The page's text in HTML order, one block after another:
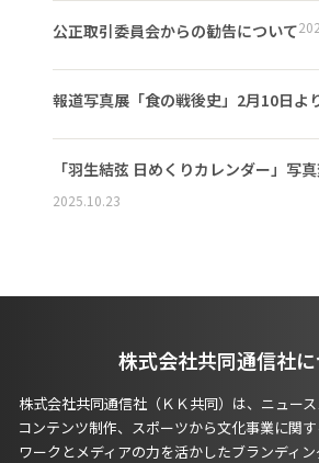
公正取引委員会からの勧告について
報道写真展「食の戦後史」2月10日よ
「羽生結弦 日めくりカレンダー」写
2025.10.23
株式会社共同通信社
株式会社共同通信社（ＫＫ共同）は、ニュー
コンテンツ制作、スポーツから文化事業に関
ワークとメディアの力を活かしたブランディ